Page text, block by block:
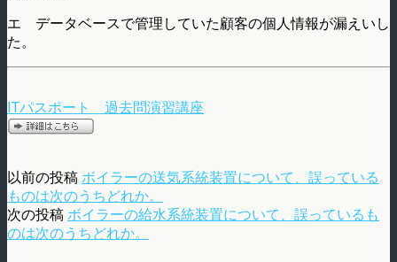
エ データベースで管理していた顧客の個人情報が漏えいし
た。
ITパスポート 過去問演習講座
以前の投稿 ボイラーの送気系統装置について、誤っている
ものは次のうちどれか。
次の投稿 ボイラーの給水系統装置について、誤っているも
のは次のうちどれか。